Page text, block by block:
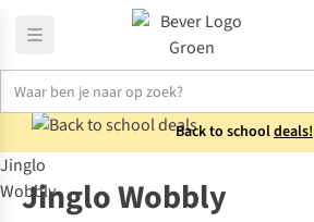
Back to schooldeals!
Merken Jinglo Wobbly
Jinglo
Wobbly
Jinglo Wobbly